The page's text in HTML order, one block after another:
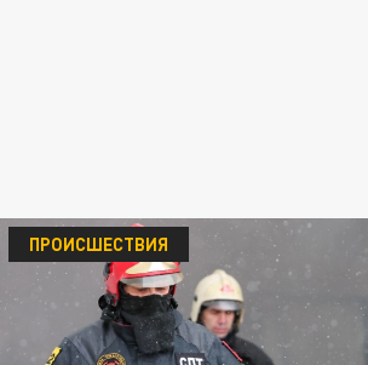
ПРОИСШЕСТВИЯ